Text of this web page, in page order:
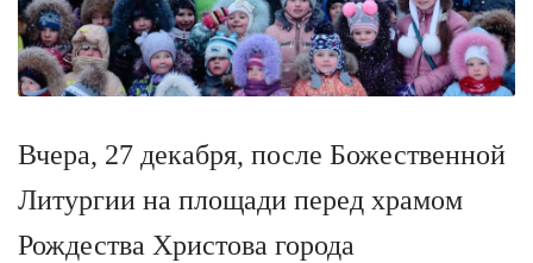
Вчера, 27 декабря, после Божественной
Литургии на площади перед храмом
Рождества Христова города